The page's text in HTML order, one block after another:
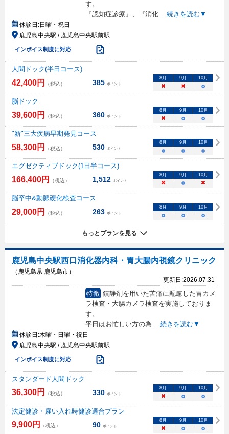
す。
『認知症診療』、『消化... 続きを読む▼
休診日:日曜・祝日
鹿児島中央駅 / 鹿児島中央駅前駅
インボイス制度に対応
人間ドック(半日コース)
42,400円 （税込） 385 ポイント
8月 9月 10月
× × ○
脳ドック
39,600円 （税込） 360 ポイント
8月 9月 10月
× ○ ○
"新"三大疾病早期発見コース
58,300円 （税込） 530 ポイント
8月 9月 10月
○ ○ ○
エグゼクティブドック(1日半コース)
166,400円 （税込） 1,512 ポイント
8月 9月 10月
× ○ ×
脳卒中&動脈硬化検査コース
29,000円 （税込） 263 ポイント
8月 9月 10月
○ ○ ○
もっとプランを見る
鹿児島中央駅西口消化器内科・胃大腸内視鏡クリニック
（鹿児島県 鹿児島市）
更新日:2026.07.31
特徴 鎮静剤を用いた苦痛に配慮した胃カメ
ラ検査・大腸カメラ検査を実施しておりま
す。
平日はお忙しい方の為
続きを読む▼
休診日:木曜・日曜・祝日
鹿児島中央駅 / 鹿児島中央駅前駅
インボイス制度に対応
スタンダード人間ドック
36,300円 （税込） 330 ポイント
8 月 9 月 10月
× ○ ○
法定健診・雇い入れ時健診適合プラン
9,900円 （税込） 90 ポイント
8 月 9 月 10月
× ○ ○